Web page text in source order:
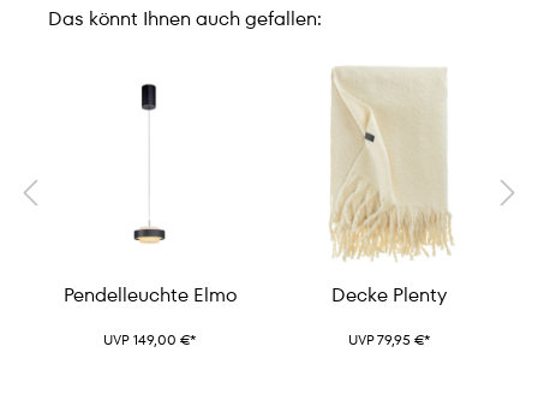
Das könnt Ihnen auch gefallen:
Pendelleuchte Elmo
UVP 149,00 €*
Decke Plenty
UVP 79,95 €*